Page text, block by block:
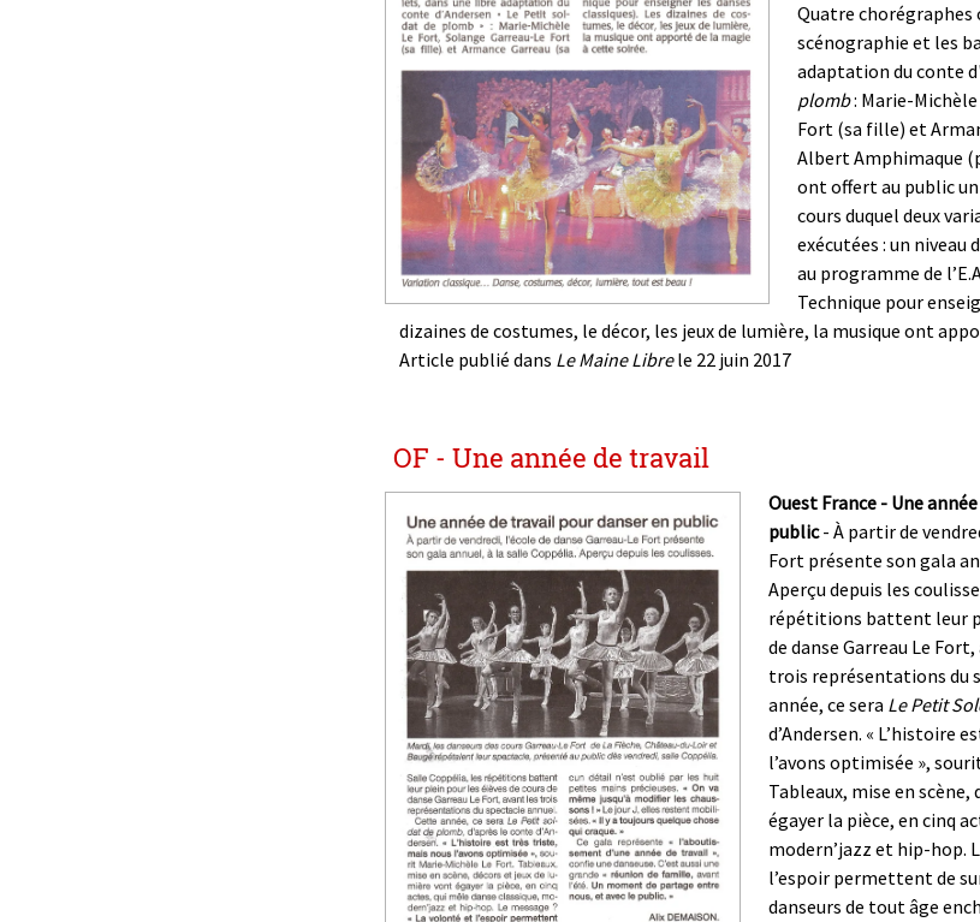
Quatre
scénographie et les
adaptation du conte
plomb: Marie-Michèle
Fort (sa fille) et
Albert Amphimaque
ont offert au public
cours duquel deux
exécutées : un
au programme de
Technique pour
dizaines de costumes, le décor, les jeux de lumière, la musique ont
Article publié dans Le Maine Librele 22 juin 2017
OF - Une année de travail
Ouest France - Une
public- À partir de
Fort présente son gala
Aperçu depuis les
répétitions battent leur
de danse Garreau Le
trois représentations du
année, ce sera Le Petit
d’Andersen. « L’histoire
l’avons optimisée »,
Tableaux, mise en
égayer la pièce, en cinq
modern’jazz et hip-hop.
l’espoir permettent de
danseurs de tout âge